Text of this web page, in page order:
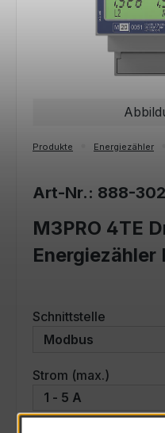
Produkte Energiezähler
Art-Nr.: 888-302
M3PRO 4TE
Energiezähler
Schnittstelle
Strom (max.)